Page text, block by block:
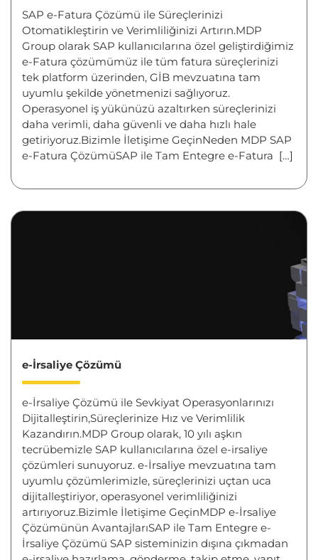
SAP e-Fatura Çözümü ile Süreçlerinizi
Otomatikleştirin ve Verimliliğinizi Artırın.MDP
Group olarak SAP kullanıcılarına özel geliştirdiğimiz
e-Fatura çözümümüz ile tüm fatura süreçlerinizi
tek platform üzerinden, GİB mevzuatına tam
uyumlu şekilde yönetmenizi sağlıyoruz.
Operasyonel iş yükünüzü azaltırken süreçlerinizi
daha verimli, daha güvenli ve daha hızlı hale
getiriyoruz.Bizimle İletişime GeçinNeden MDP SAP
e-Fatura ÇözümüSAP ile Tam Entegre e-Fatura […]
e-İrsaliye Çözümü
e-İrsaliye Çözümü ile Sevkiyat Operasyonlarınızı
Dijitalleştirin,Süreçlerinize Hız ve Verimlilik
Kazandırın.MDP Group olarak, 10 yılı aşkın
tecrübemizle SAP kullanıcılarına özel e-irsaliye
çözümleri sunuyoruz. e-İrsaliye mevzuatına tam
uyumlu çözümlerimizle, süreçlerinizi uçtan uca
dijitalleştiriyor, operasyonel verimliliğinizi
artırıyoruz.Bizimle İletişime GeçinMDP e-İrsaliye
Çözümünün AvantajlarıSAP ile Tam Entegre e-
İrsaliye Çözümü SAP sisteminizin dışına çıkmadan